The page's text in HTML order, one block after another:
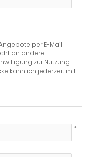
per E-Mail
an andere
zur Nutzung
kann ich jederzeit mit
*